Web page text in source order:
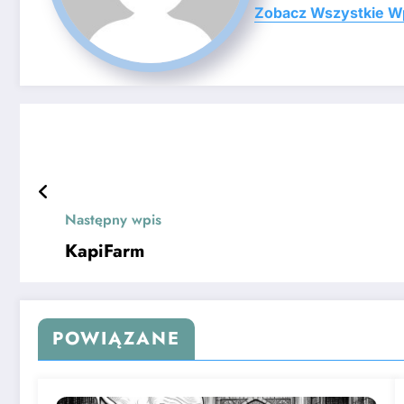
Zobacz Wszystkie
Następny wpis
KapiFarm
POWIĄZANE